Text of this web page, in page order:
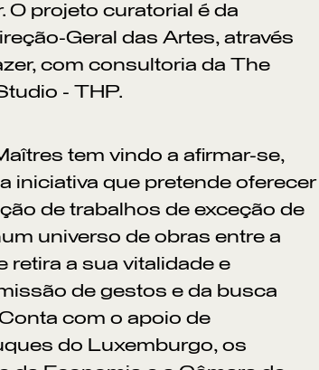
O projeto curatorial é da
Geral das Artes, através
com consultoria da The
- THP.
tem vindo a afirmar-se,
iniciativa que pretende oferecer
de trabalhos de exceção de
universo de obras entre a
retira a sua vitalidade e
de gestos e da busca
com o apoio de
do Luxemburgo, os